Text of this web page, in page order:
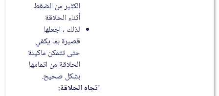
الكثير من الضغط
أثناء الحلاقة
لذلك ، اجعلها
قصيرة بما يكفي
حتى تتمكن ماكينة
الحلاقة من اتمامها
بشكل صحيح.
اتجاه الحلاقة: